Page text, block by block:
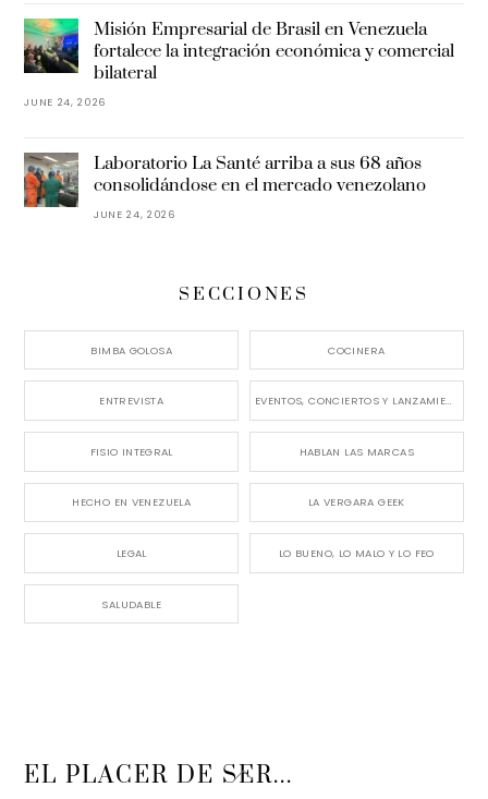
Misión Empresarial de Brasil en Venezuela
fortalece la integración económica y comercial
bilateral
JUNE 24, 2026
Laboratorio La Santé arriba a sus 68 años
consolidándose en el mercado venezolano
JUNE 24, 2026
SECCIONES
BIMBA GOLOSA COCINERA
ENTREVISTA EVENTOS, CONCIERTOS Y LANZAMIENTOS
FISIO INTEGRAL HABLAN LAS MARCAS
HECHO EN VENEZUELA LA VERGARA GEEK
LEGAL LO BUENO, LO MALO Y LO FEO
SALUDABLE
Back
EL PLACER DE SER...